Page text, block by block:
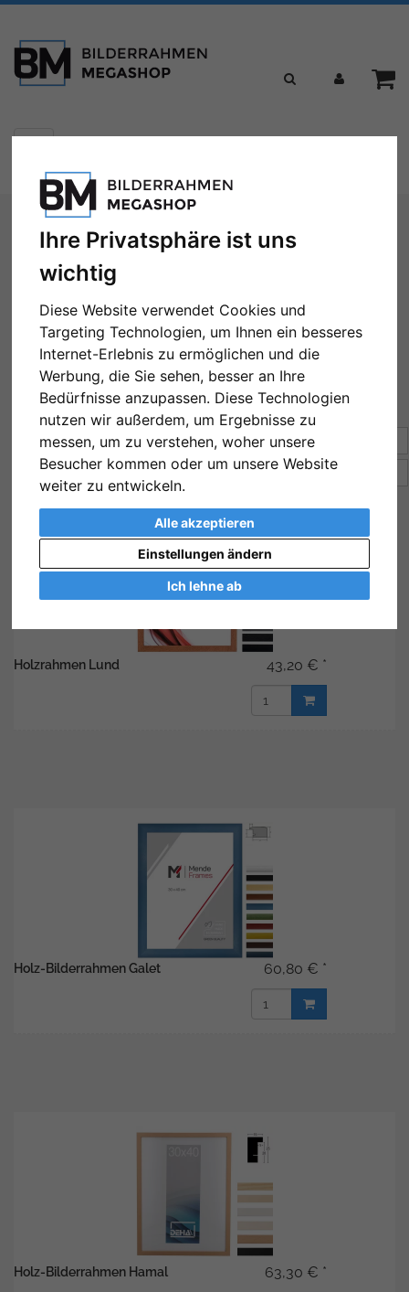
Ihre Privatsphäre ist uns
wichtig
Diese Website verwendet Cookies und
Targeting Technologien, um Ihnen ein besseres
Internet-Erlebnis zu ermöglichen und die
Werbung, die Sie sehen, besser an Ihre
Bedürfnisse anzupassen. Diese Technologien
nutzen wir außerdem, um Ergebnisse zu
messen, um zu verstehen, woher unsere
Besucher kommen oder um unsere Website
weiter zu entwickeln.
Alle akzeptieren
Ich lehne ab
Einstellungen ändern
Sie sind hier: Bilderrahmen Holzrahmen
Holzrahmen
Alle Filter zurücksetzen
Format: 60x60
Sortierung:Preis
Artikel pro Seite10
Holzrahmen Lund 43,20 € *
Holz-Bilderrahmen Galet 60,80 € *
Holz-Bilderrahmen Hamal 63,30 € *